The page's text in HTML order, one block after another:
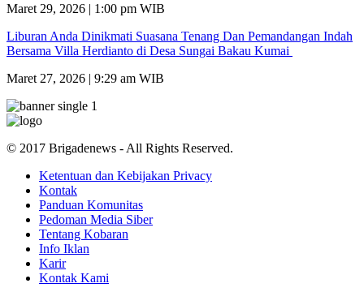
Maret 29, 2026 | 1:00 pm WIB
Liburan Anda Dinikmati Suasana Tenang Dan Pemandangan Indah
Bersama Villa Herdianto di Desa Sungai Bakau Kumai
Maret 27, 2026 | 9:29 am WIB
© 2017 Brigadenews - All Rights Reserved.
Ketentuan dan Kebijakan Privacy
Kontak
Panduan Komunitas
Pedoman Media Siber
Tentang Kobaran
Info Iklan
Karir
Kontak Kami